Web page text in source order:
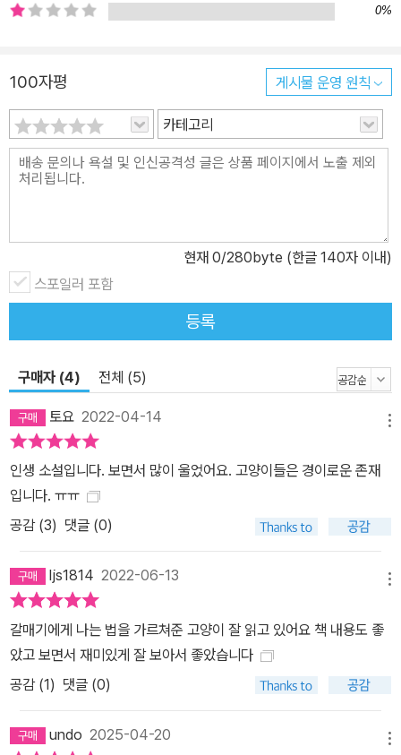
친구들은 비행과 관련된 내용을 백과사전에서 찾아내서 아포르뚜나
심한다. 그것은 바로 인간에게 도움을 받는 방법이었다. 그러나 “인간
과 소통해서는 안된다”는 것은 고양이 사회의 금기였다. 마침내 항구
의 고양이들은 소르바스에게 인간의 도움을 받아도 좋다는 결정을 내
렸고, 소르바스는 신뢰할 수 있는 유일한 인간인 한 시인에게 도움을
청한다. 비가 오는 어느 날 저녁, 항구의 고양이들과 시인은 새끼갈매
고 두려움에 떠는 아포르뚜나다에게 엄마 고양이 소르바스는 말한다.
“날개만으로 날 수 있는 건 아냐! 오직 날려고 노력할 때만이 날 수 있
지.” 마침내 아포르뚜나다는 난간을 박차고 비가 내리는 밤하늘을 세
차게 가르며 날아오른다. 아포르뚜나다를 바라보는 소르바스의 눈가
에서는 빗물인지 눈물인지 알 수 없는 액체 방울들이 하염없이 흐르
기 시작한다.
0%
100자평 게시물 운영 원칙
카테고리
현재 0/280byte (한글 140자 이내)
스포일러 포함
등록
구매자 (4) 전체 (5)
토요 2022-04-14
인생 소설입니다. 보면서 많이 울었어요. 고양이들은 경이로운 존재
입니다. ㅠㅠ
공감 (3) 댓글 (0)
ljs1814 2022-06-13
갈매기에게 나는 법을 가르쳐준 고양이 잘 읽고 있어요 책 내용도 좋
았고 보면서 재미있게 잘 보아서 좋았습니다
공감 (1) 댓글 (0)
undo 2025-04-20